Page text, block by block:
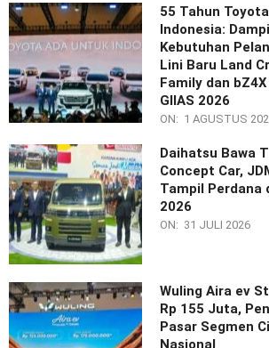
55 Tahun
Indonesia:
Kebutuhan
Lini Baru Land
Family dan
GIIAS 2026
ON: 1 AGUSTUS
Daihatsu Bawa
Concept Car,
Tampil Perdana
2026
ON: 31 JULI 2026
Wuling Aira ev
Rp 155 Juta,
Pasar Segmen
Nasional